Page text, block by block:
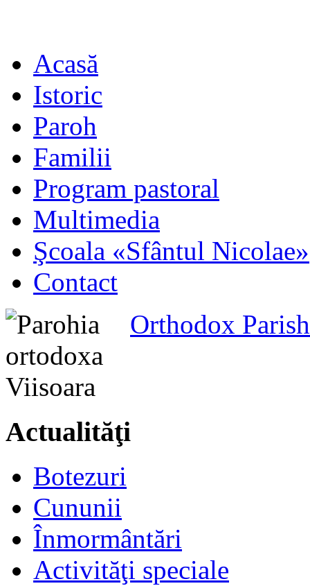
Acasă
Istoric
Paroh
Familii
Program pastoral
Multimedia
Şcoala «Sfântul Nicolae»
Contact
Orthodox
Actualităţi
Botezuri
Cununii
Înmormântări
Activităţi speciale